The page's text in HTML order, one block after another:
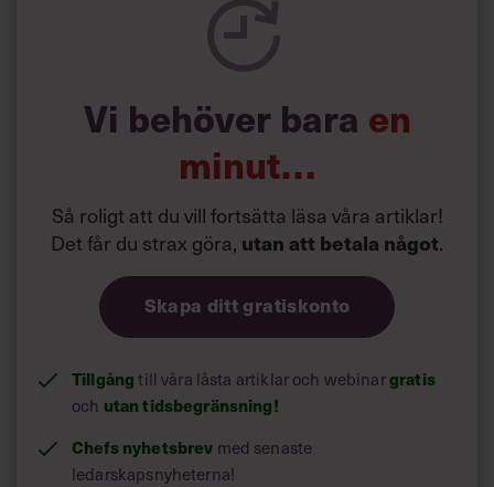
När förändringsagenten är på plats går det ofta fort. En
äntringsstyrka byggs upp. Det görs piloter. Man testar nya
arbetssätt. Lär sig ny teknik. Lanserar. Hittar nya
verksamheten. Fina resultat både på affärs- och
medarbetarsidan.
Vi behöver bara en
minut…
Så roligt att du vill fortsätta läsa våra artiklar!
Det får du strax göra, utan att betala något.
Skapa ditt gratiskonto
Tillgång till våra låsta artiklar och webinargratis
och utan tidsbegränsning!
Chefs nyhetsbrev med senaste
ledarskapsnyheterna!